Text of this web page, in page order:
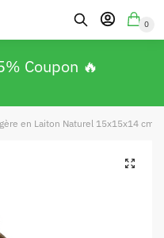
0
Coupon 🔥
en Laiton Naturel 15x15x14 cm
🔍